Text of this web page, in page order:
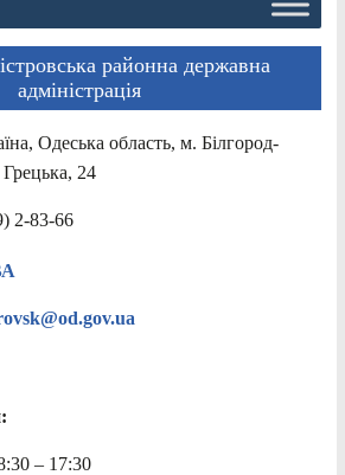
районна державна
адміністрація
Одеська область, м. Білгород-
24
2-83-66
– 17:30